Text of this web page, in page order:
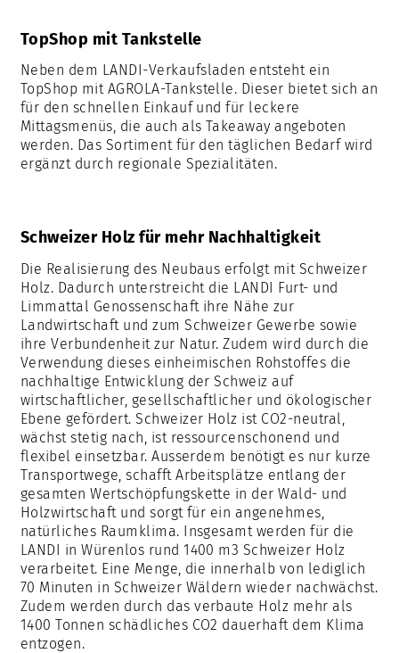
TopShop mit Tankstelle
Neben dem LANDI-Verkaufsladen entsteht ein
TopShop mit AGROLA-Tankstelle. Dieser bietet sich an
für den schnellen Einkauf und für leckere
Mittagsmenüs, die auch als Takeaway angeboten
werden. Das Sortiment für den täglichen Bedarf wird
ergänzt durch regionale Spezialitäten.
Schweizer Holz für mehr Nachhaltigkeit
Die Realisierung des Neubaus erfolgt mit Schweizer
Holz. Dadurch unterstreicht die LANDI Furt- und
Limmattal Genossenschaft ihre Nähe zur
Landwirtschaft und zum Schweizer Gewerbe sowie
ihre Verbundenheit zur Natur. Zudem wird durch die
Verwendung dieses einheimischen Rohstoffes die
nachhaltige Entwicklung der Schweiz auf
wirtschaftlicher, gesellschaftlicher und ökologischer
Ebene gefördert. Schweizer Holz ist CO2-neutral,
wächst stetig nach, ist ressourcenschonend und
flexibel einsetzbar. Ausserdem benötigt es nur kurze
Transportwege, schafft Arbeitsplätze entlang der
gesamten Wertschöpfungskette in der Wald- und
Holzwirtschaft und sorgt für ein angenehmes,
natürliches Raumklima. Insgesamt werden für die
LANDI in Würenlos rund 1400 m3 Schweizer Holz
verarbeitet. Eine Menge, die innerhalb von lediglich
70 Minuten in Schweizer Wäldern wieder nachwächst.
Zudem werden durch das verbaute Holz mehr als
1400 Tonnen schädliches CO2 dauerhaft dem Klima
entzogen.